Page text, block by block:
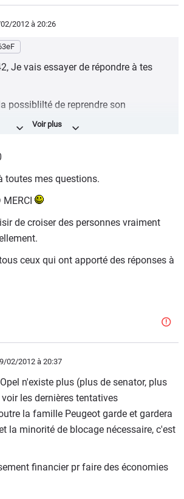
2012 à 20:26
Je vais essayer de répondre à tes
possiblilté de reprendre son
aux 2 parties de partager leurs
et la R&D.
à tout moment ?
PSA peut casser cet accord, il faut
de l'accord, mais j'ai assez
pour avoir trouvé des moyens de le
(rachat d'actions avec ses bénéfices
comment dans les "petits caractères"
:
indépendant ?
filiale à 100% de PSA. Il faudrait que
vendre Citroën, ce qui n'a aucun sens
valeur séparées.
toutes mes questions.
de croiser des personnes vraiment
ceux qui ont apporté des réponses à
02/2012 à 20:37
n'existe plus (plus de senator, plus
les dernières tentatives
la famille Peugeot garde et gardera
la minorité de blocage nécessaire, c'est
financier pr faire des économies